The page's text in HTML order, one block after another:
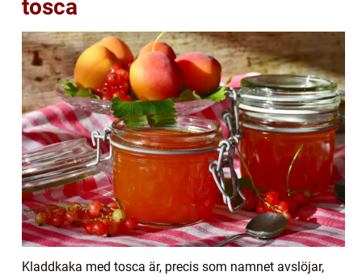
tosca
Kladdkaka med tosca är, precis som namnet avslöjar,